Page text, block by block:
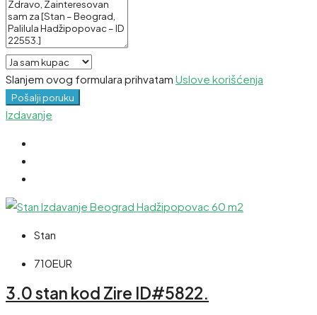
Slanjem ovog formulara prihvatam Uslove korišćenja
Pošalji poruku
Izdavanje
Stan
710EUR
3.0 stan kod Zire ID#5822.